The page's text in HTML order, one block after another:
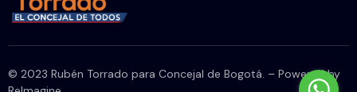
© 2023 Rubén Torrado para Concejal de Bogotá. – Powered by